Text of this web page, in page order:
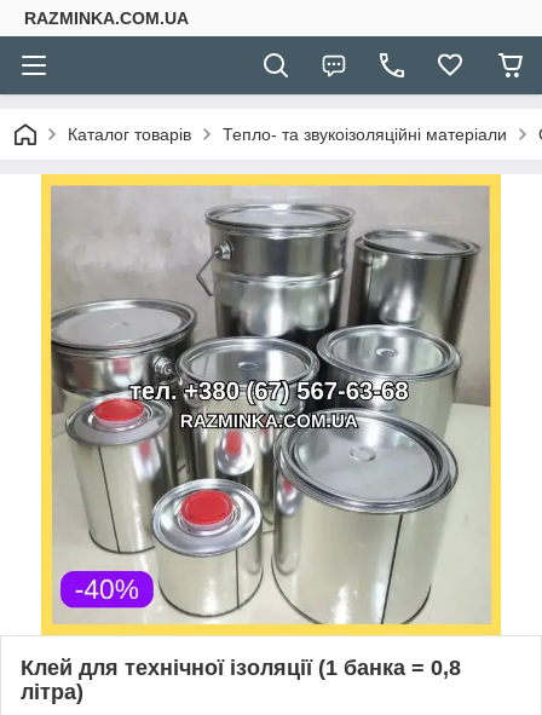
RAZMINKA.COM.UA
Каталог товарів Тепло- та звукоізоляційні матеріали
Клей для технічної ізоляції (1 банка = 0,8
літра)